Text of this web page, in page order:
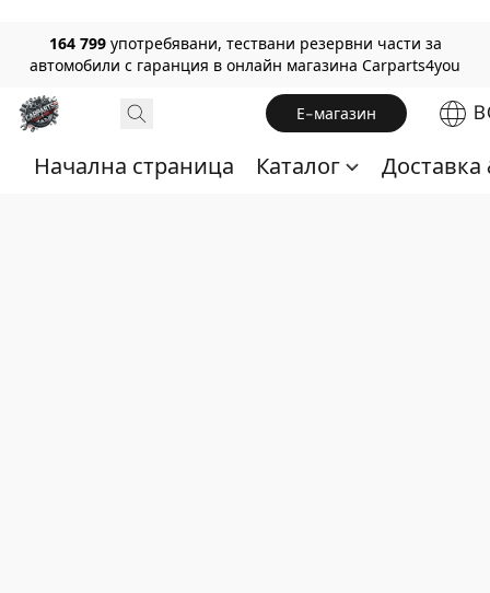
164 799 употребявани, тествани резервни части за
автомобили с гаранция в онлайн магазина Carparts4you
Е-магазин
Начална страница Каталог Доставка